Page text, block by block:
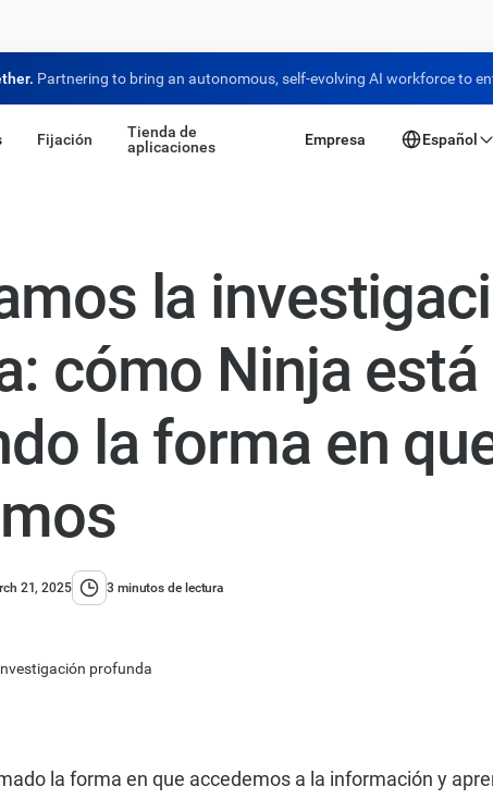
Partnering to bring an autonomous, self-evolving AI workforce to
Fijación
Tienda de
aplicaciones
Empresa Español
la
cómo Ninja está
la forma en
21, 2025 3 minutos de lectura
la forma en que accedemos a la información y